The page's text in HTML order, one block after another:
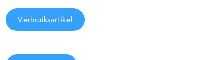
Verbruiksartikel